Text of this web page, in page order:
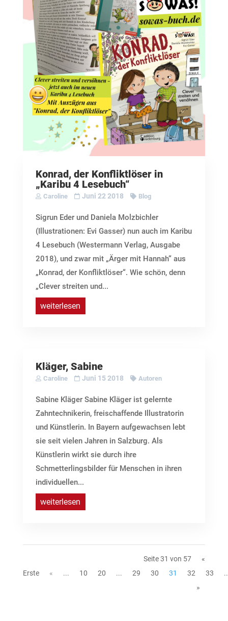
Konrad, der Konfliktlöser in
„Karibu 4 Lesebuch“
Caroline Juni 22 2018 Blog
Sigrun Eder und Daniela Molzbichler
(Illustrationen: Evi Gasser) nun auch im Karibu
4 Lesebuch (Westermann Verlag, Ausgabe
2018), und zwar mit „Ärger mit Hannah“ aus
„Konrad, der Konfliktlöser“. Wie schön, denn
„Clever streiten und...
weiterlesen
Kläger, Sabine
Caroline Juni 15 2018 Autoren
Sabine Kläger Sabine Kläger ist gelernte
Zahntechnikerin, freischaffende Illustratorin
und Künstlerin. In Bayern aufgewachsen lebt
sie seit vielen Jahren in Salzburg. Als
Künstlerin wirkt sie durch ihre
Schmetterlingsbilder für Menschen in ihren
individuellen...
weiterlesen
Seite 31 von 57
«
Erste
« ... 10 20 ... 29 30 31 32 33
»